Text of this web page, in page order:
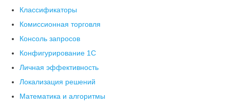
Классификаторы
Комиссионная торговля
Консоль запросов
Конфигурирование 1С
Личная эффективность
Локализация решений
Математика и алгоритмы